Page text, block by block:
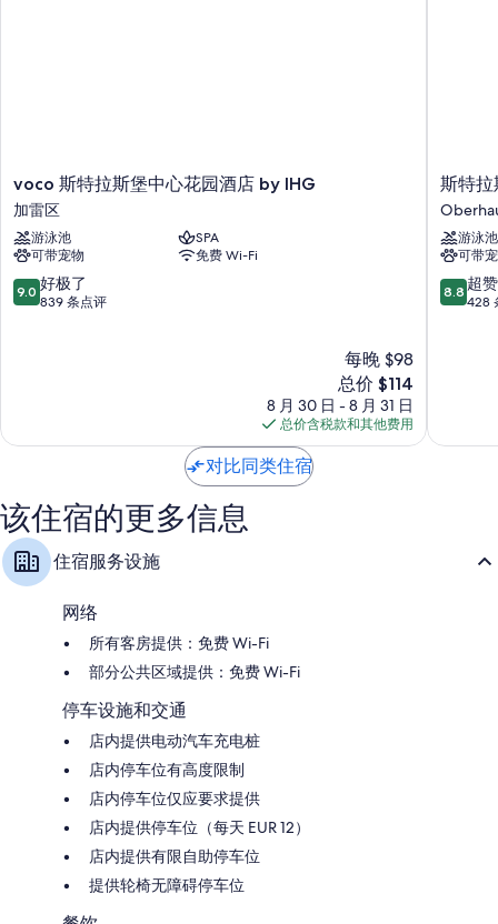
浴室配备免费洗浴用品和吹风机
32-英寸平板电视，带有线频道
电热水壶、每日客房清洁服务和书桌
voco
斯
特
拉
斯
堡
中
IHG
区
voco 斯特拉斯堡中心花园酒店 by IHG
加雷区
游泳池
SPA
可带宠物
免费 Wi-Fi
9.0
分，
839
评
9.0 好极了
839 条点评
每晚 $98
新
价
格
$114
总价 $114
8 月 30 日 - 8 月 31 日
总价含税款和其他费用
斯
特
拉
斯
堡
欧
洲
斯特拉
游泳池
可带
8.8
分，
条
8.8 超赞
428
对比同类住宿
该住宿的更多信息
住宿服务设施
网络
所有客房提供：免费 Wi-Fi
部分公共区域提供：免费 Wi-Fi
停车设施和交通
店内提供电动汽车充电桩
店内停车位有高度限制
店内停车位仅应要求提供
店内提供停车位（每天 EUR 12）
店内提供有限自助停车位
提供轮椅无障碍停车位